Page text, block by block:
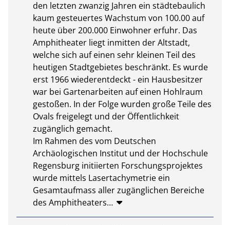
den letzten zwanzig Jahren ein städtebaulich
kaum gesteuertes Wachstum von 100.00 auf
heute über 200.000 Einwohner erfuhr. Das
Amphitheater liegt inmitten der Altstadt,
welche sich auf einen sehr kleinen Teil des
heutigen Stadtgebietes beschränkt. Es wurde
erst 1966 wiederentdeckt - ein Hausbesitzer
war bei Gartenarbeiten auf einen Hohlraum
gestoßen. In der Folge wurden große Teile des
Ovals freigelegt und der Öffentlichkeit
zugänglich gemacht.
Im Rahmen des vom Deutschen
Archäologischen Institut und der Hochschule
Regensburg initiierten Forschungsprojektes
wurde mittels Lasertachymetrie ein
Gesamtaufmass aller zugänglichen Bereiche
des Amphitheaters…